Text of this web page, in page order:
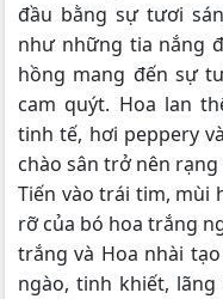
đầu bằng sự tươi
như những tia nắng
hồng mang đến sự
cam quýt. Hoa lan
tinh tế, hơi peppery
chào sân trở nên
Tiến vào trái tim, mùi
rỡ của bó hoa trắng
trắng và Hoa nhài
ngào, tinh khiết, lãng